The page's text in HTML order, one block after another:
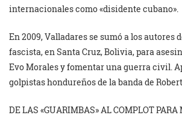
internacionales como «disidente cubano».
En 2009, Valladares se sumó a los autores
fascista, en Santa Cruz, Bolivia, para
Evo Morales y fomentar una guerra civil.
golpistas hondureños de la banda de
DE LAS «GUARIMBAS» AL COMPLOT PARA